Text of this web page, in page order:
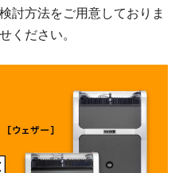
討方法をご用意しておりま
ください。